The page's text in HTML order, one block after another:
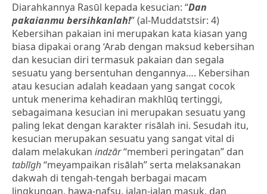
Diarahkannya Rasūl kepada kesucian: “Dan
pakaianmu bersihkanlah!” (al-Muddatstsir: 4)
Kebersihan pakaian ini merupakan kata kiasan yang
biasa dipakai orang ‘Arab dengan maksud kebersihan
dan kesucian diri termasuk pakaian dan segala
sesuatu yang bersentuhan dengannya…. Kebersihan
atau kesucian adalah keadaan yang sangat cocok
untuk menerima kehadiran makhlūq tertinggi,
sebagaimana kesucian ini merupakan sesuatu yang
paling lekat dengan karakter risālah ini. Sesudah itu,
kesucian merupakan sesuatu yang sangat vital di
dalam melakukan indzār“memberi peringatan” dan
tablīgh“meyampaikan risālah” serta melaksanakan
dakwah di tengah-tengah berbagai macam
lingkungan, hawa-nafsu, jalan-jalan masuk, dan